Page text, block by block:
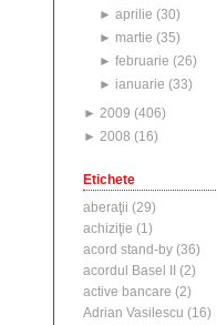
►aprilie (30)
► martie (35)
►februarie (26)
► ianuarie (33)
► 2009 (406)
► 2008 (16)
Etichete
aberaţii (29)
achiziţie (1)
acord stand-by (36)
acordul Basel II
(2)
active bancare (2)
Adrian Vasilescu (16)